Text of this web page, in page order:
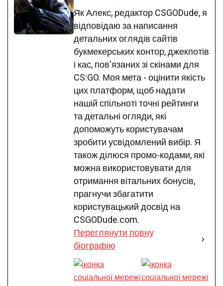
Як Алекс, редактор CSGODude, я
відповідаю за написання
детальних оглядів сайтів
букмекерських контор, джекпотів
і кас, пов'язаних зі скінами для
CS:GO. Моя мета - оцінити якість
цих платформ, щоб надати
нашій спільноті точні рейтинги
та детальні огляди, які
допоможуть користувачам
зробити усвідомлений вибір. Я
також ділюся промо-кодами, які
можна використовувати для
отримання вітальних бонусів,
прагнучи збагатити
користувацький досвід на
CSGODude.com.
Переглянути повну
біографію